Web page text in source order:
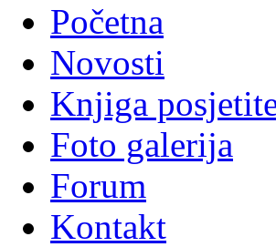
Početna
Novosti
Knjiga
Foto galerija
Forum
Kontakt